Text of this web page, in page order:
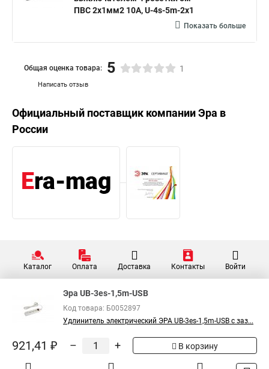
ПВС 2x1мм2 10А, U-4s-5m-2x1
Показать больше
Написать отзыв
Общая оценка товара: 5 1
Официальный поставщик компанииЭра в
России
Каталог Оплата Доставка Контакты Войти
Эра UB-3es-1,5m-USB
Код товара: Б0052897
Удлинитель электрический ЭРА UB-3es-1,5m-USB c заз...
921,41 ₽ – + В корзину